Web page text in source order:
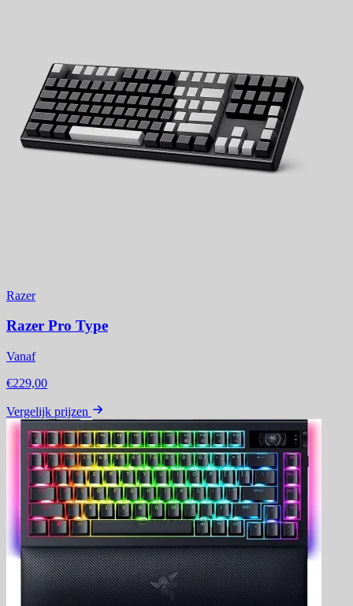
Razer
Razer Pro Type
Vanaf
€229,00
Vergelijk prijzen